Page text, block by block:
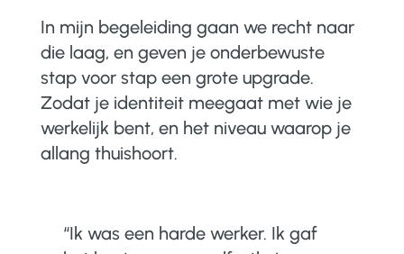
In mijn begeleiding gaan we recht naar
die laag, en geven je onderbewuste
stap voor stap een grote upgrade.
Zodat je identiteit meegaat met wie je
werkelijk bent, en het niveau waarop je
allang thuishoort.
“Ik was een harde werker. Ik gaf